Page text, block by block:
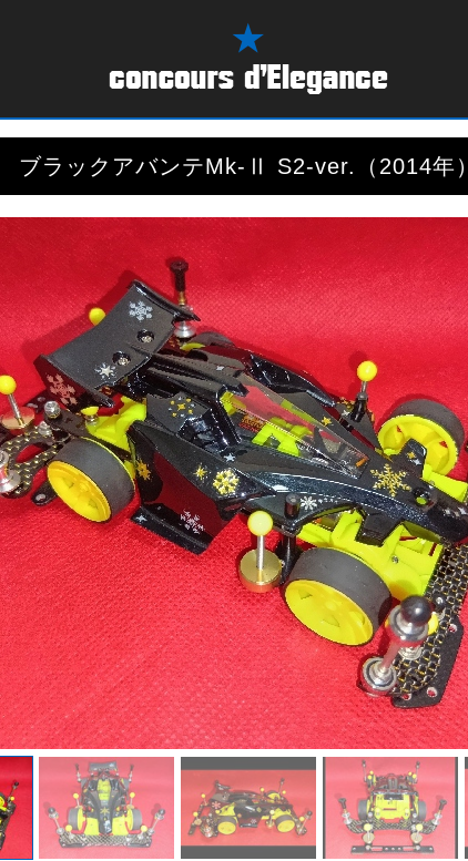
ブラックアバンテMk-Ⅱ S2-ver.（2014年）